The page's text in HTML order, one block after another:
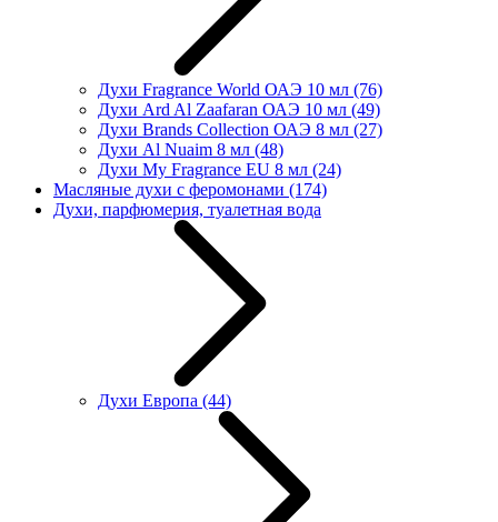
Духи Fragrance World ОАЭ 10 мл (76)
Духи Ard Al Zaafaran ОАЭ 10 мл (49)
Духи Brands Collection ОАЭ 8 мл (27)
Духи Al Nuaim 8 мл (48)
Духи My Fragrance EU 8 мл (24)
Масляные духи с феромонами (174)
Духи, парфюмерия, туалетная вода
Духи Европа (44)